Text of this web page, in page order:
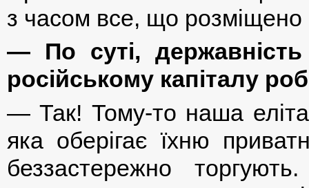
з часом все, що розміщено
— По суті,
російському капіталу
— Так! Тому-то наша еліта
яка оберігає їхню
беззастережно